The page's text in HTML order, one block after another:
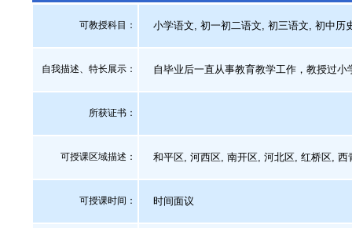
可教授科目： 小学语文, 初一初二语文, 初三语文, 初中历
自我描述、特长展示 ： 自毕业后一直从事教育教学工作，教授过小
所获证书 ：
可授课区域描述： 和平区, 河西区, 南开区, 河北区, 红桥区, 西
可授课时间： 时间面议